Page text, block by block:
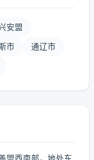
安盟
市 通辽市